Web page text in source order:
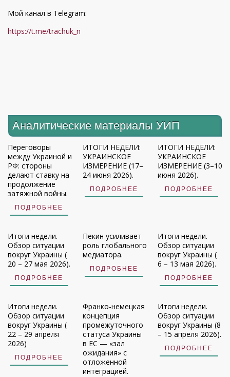
Мой канал в Telegram:
https://t.me/trachuk_n
Аналитические материалы УИП
Переговоры
между Украиной и
РФ: стороны
делают ставку на
продолжение
затяжной войны.
ПОДРОБНЕЕ
ИТОГИ НЕДЕЛИ:
УКРАИНСКОЕ
ИЗМЕРЕНИЕ (17–
24 июня 2026).
ПОДРОБНЕЕ
ИТОГИ НЕДЕЛИ:
УКРАИНСКОЕ
ИЗМЕРЕНИЕ (3–10
июня 2026).
ПОДРОБНЕЕ
Итоги недели.
Обзор ситуации
вокруг Украины (
20 – 27 мая 2026).
ПОДРОБНЕЕ
Пекин усиливает
роль глобального
медиатора.
ПОДРОБНЕЕ
Итоги недели.
Обзор ситуации
вокруг Украины (
6 – 13 мая 2026).
ПОДРОБНЕЕ
Итоги недели.
Обзор ситуации
вокруг Украины (
22 – 29 апреля
2026)
ПОДРОБНЕЕ
Франко-немецкая
концепция
промежуточного
статуса Украины
в ЕС — «зал
ожидания» с
отложенной
интеграцией.
Итоги недели.
Обзор ситуации
вокруг Украины (8
– 15 апреля 2026).
ПОДРОБНЕЕ